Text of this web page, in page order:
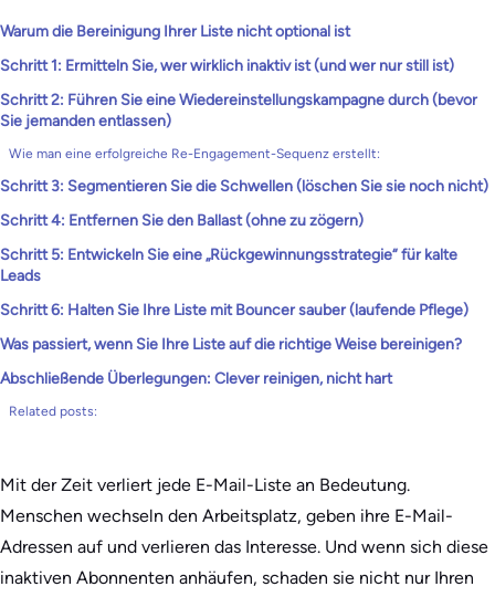
Warum die Bereinigung Ihrer Liste nicht optional ist
Schritt 1: Ermitteln Sie, wer wirklich inaktiv ist (und wer nur still ist)
Schritt 2: Führen Sie eine Wiedereinstellungskampagne durch (bevor
Sie jemanden entlassen)
Wie man eine erfolgreiche Re-Engagement-Sequenz erstellt:
Schritt 3: Segmentieren Sie die Schwellen (löschen Sie sie noch nicht)
Schritt 4: Entfernen Sie den Ballast (ohne zu zögern)
Schritt 5: Entwickeln Sie eine „Rückgewinnungsstrategie“ für kalte
Leads
Schritt 6: Halten Sie Ihre Liste mit Bouncer sauber (laufende Pflege)
Was passiert, wenn Sie Ihre Liste auf die richtige Weise bereinigen?
Abschließende Überlegungen: Clever reinigen, nicht hart
Related posts:
Mit der Zeit verliert jede E-Mail-Liste an Bedeutung.
Menschen wechseln den Arbeitsplatz, geben ihre E-Mail-
Adressen auf und verlieren das Interesse. Und wenn sich diese
inaktiven Abonnenten anhäufen, schaden sie nicht nur Ihren